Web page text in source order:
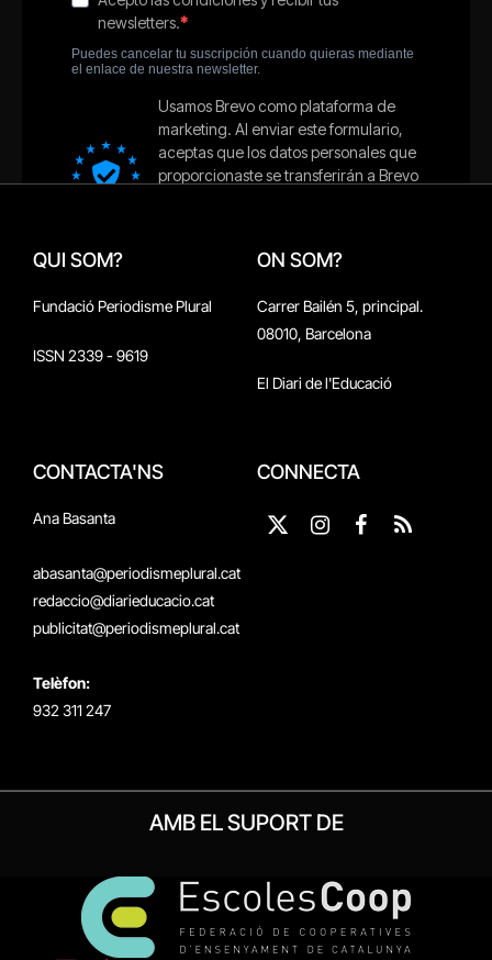
QUI SOM?
Fundació Periodisme Plural
ISSN 2339 - 9619
ON SOM?
Carrer Bailén 5, principal.
08010, Barcelona
El Diari de l'Educació
CONTACTA'NS
Ana Basanta
abasanta@periodismeplural.cat
redaccio@diarieducacio.cat
publicitat@periodismeplural.cat
Telèfon:
932 311 247
CONNECTA
X
Instagram
Facebook
RSS
AMB EL SUPORT DE